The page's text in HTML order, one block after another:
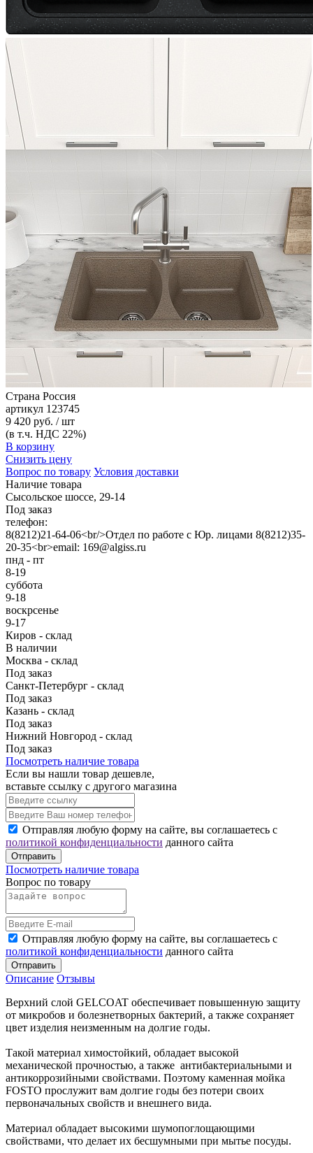
Страна Россия
артикул 123745
9 420 руб. / шт
(в т.ч. НДС 22%)
В корзину
Снизить цену
Вопрос по товару Условия доставки
Наличие товара
Сысольское шоссе, 29-14
Под заказ
телефон:
8(8212)21-64-06<br/>Отдел по работе с Юр. лицами 8(8212)35-
20-35<br>email: 169@algiss.ru
пнд - пт
8-19
суббота
9-18
воскрсенье
9-17
Киров - склад
В наличии
Москва - склад
Под заказ
Санкт-Петербург - склад
Под заказ
Казань - склад
Под заказ
Нижний Новгород - склад
Под заказ
Посмотреть наличие товара
Если вы нашли товар дешевле,
вставьте ссылку с другого магазина
Отправляя любую форму на сайте, вы соглашаетесь с
политикой конфиденциальности данного сайта
Отправить
Посмотреть наличие товара
Вопрос по товару
Отправляя любую форму на сайте, вы соглашаетесь с
политикой конфиденциальности данного сайта
Отправить
Описание Отзывы
Верхний слой GELCOAT обеспечивает повышенную защиту
от микробов и болезнетворных бактерий, а также сохраняет
цвет изделия неизменным на долгие годы.
Такой материал химостойкий, обладает высокой
механической прочностью, а также антибактериальными и
антикоррозийными свойствами. Поэтому каменная мойка
FOSTO прослужит вам долгие годы без потери своих
первоначальных свойств и внешнего вида.
Материал обладает высокими шумопоглощающими
свойствами, что делает их бесшумными при мытье посуды.